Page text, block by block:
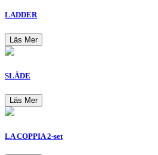
LADDER
Läs Mer
SLÄDE
Läs Mer
LA COPPIA 2-set